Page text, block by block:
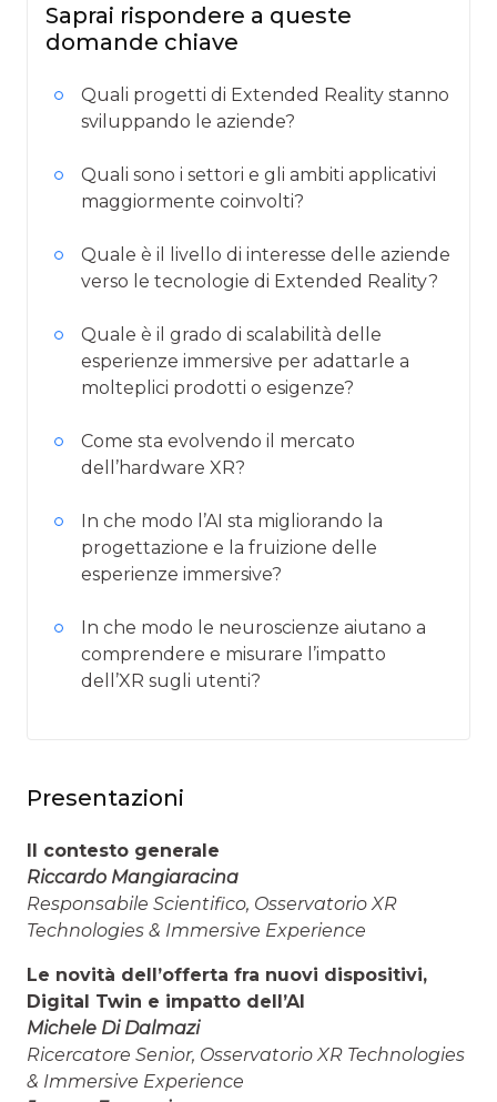
Saprai rispondere a queste
domande chiave
Quali progetti di Extended Reality stanno
sviluppando le aziende?
Quali sono i settori e gli ambiti applicativi
maggiormente coinvolti?
Quale è il livello di interesse delle aziende
verso le tecnologie di Extended Reality?
Quale è il grado di scalabilità delle
esperienze immersive per adattarle a
molteplici prodotti o esigenze?
Come sta evolvendo il mercato
dell’hardware XR?
In che modo l’AI sta migliorando la
progettazione e la fruizione delle
esperienze immersive?
In che modo le neuroscienze aiutano a
comprendere e misurare l’impatto
dell’XR sugli utenti?
Presentazioni
Il contesto generale
Riccardo Mangiaracina
Responsabile Scientifico, Osservatorio XR
Technologies & Immersive Experience
Le novità dell’offerta fra nuovi dispositivi,
Digital Twin e impatto dell’AI
Michele Di Dalmazi
Ricercatore Senior, Osservatorio XR Technologies
& Immersive Experience